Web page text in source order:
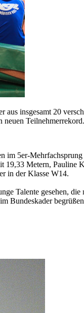
insgesamt 20
Teilnehmerrekord.
im 5er-
Metern, Pauline
in der Klasse W14.
Talente gesehen,
Bundeskader